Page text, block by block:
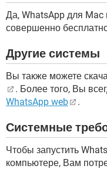
Да, WhatsApp для Mac
совершенно
Другие системы
Вы также можете
. Более того, Вы
WhatsApp web
.
Системные
Чтобы запустить
компьютере, Вам